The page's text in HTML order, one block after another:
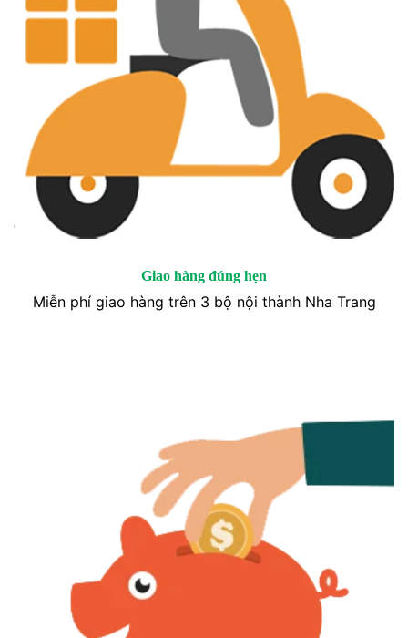
Giao hàng đúng hẹn
Miễn phí giao hàng trên 3 bộ nội thành Nha Trang